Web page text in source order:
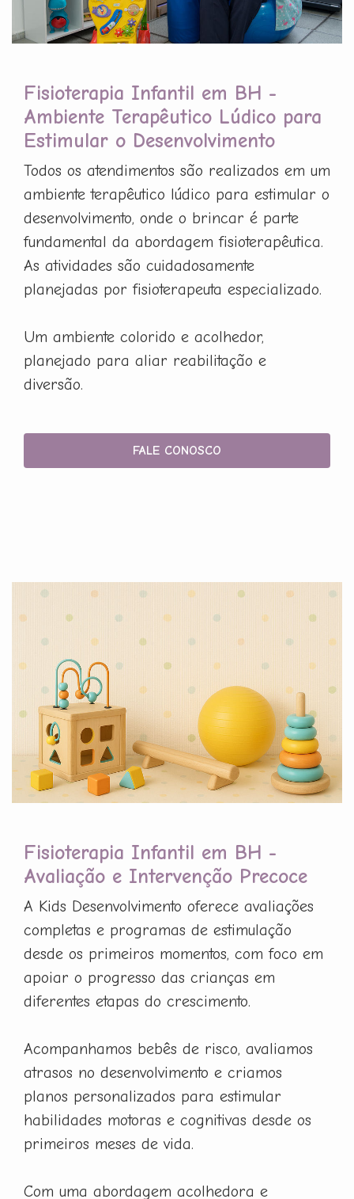
Fisioterapia Infantil em BH -
Ambiente Terapêutico Lúdico para
Estimular o Desenvolvimento
Todos os atendimentos são realizados em um
ambiente terapêutico lúdico para estimular o
desenvolvimento, onde o brincar é parte
fundamental da abordagem fisioterapêutica.
As atividades são cuidadosamente
planejadas por fisioterapeuta especializado.
Um ambiente colorido e acolhedor,
planejado para aliar reabilitação e
diversão.
FALE CONOSCO
Fisioterapia Infantil em BH -
Avaliação e Intervenção Precoce
A Kids Desenvolvimento oferece avaliações
completas e programas de estimulação
desde os primeiros momentos, com foco em
apoiar o progresso das crianças em
diferentes etapas do crescimento.
Acompanhamos bebês de risco, avaliamos
atrasos no desenvolvimento e criamos
planos personalizados para estimular
habilidades motoras e cognitivas desde os
primeiros meses de vida.
Com uma abordagem acolhedora e